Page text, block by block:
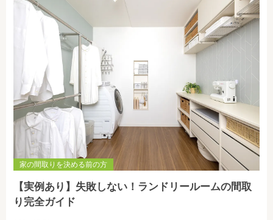
家の間取りを決める前の方
【実例あり】失敗しない！ランドリールームの間取
り完全ガイド